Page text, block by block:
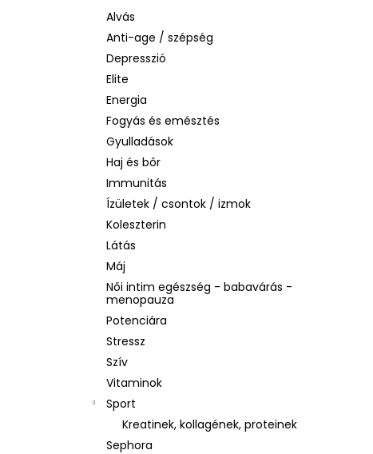
Alvás
Anti-age / szépség
Depresszió
Elite
Energia
Fogyás és emésztés
Gyulladások
Haj és bőr
Immunitás
Ízületek / csontok / izmok
Koleszterin
Látás
Máj
Női intim egészség - babavárás -
menopauza
Potenciára
Stressz
Szív
Vitaminok
Sport
Kreatinek, kollagének, proteinek
Sephora
BIODERMA PHOTODERM AQUAFLUID
INVISIBLE SPF 50+ – LÁTHATATLAN
ARCVÉDŐ KRÉM, 40 ML
2 480 Ft
Korábbi: 6 870 Ft